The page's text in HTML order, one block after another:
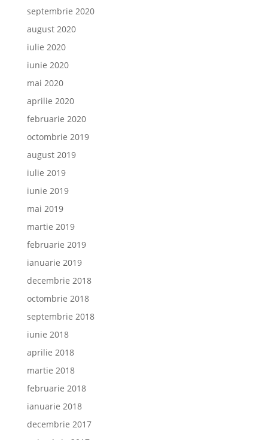
septembrie 2020
august 2020
iulie 2020
iunie 2020
mai 2020
aprilie 2020
februarie 2020
octombrie 2019
august 2019
iulie 2019
iunie 2019
mai 2019
martie 2019
februarie 2019
ianuarie 2019
decembrie 2018
octombrie 2018
septembrie 2018
iunie 2018
aprilie 2018
martie 2018
februarie 2018
ianuarie 2018
decembrie 2017